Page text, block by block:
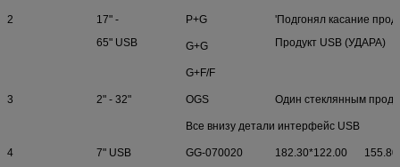
2
17" -
65" USB
P+G
'Подгонял касание
Продукт USB (УДАРА)
G+G
G+F/F
3 2" - 32" OGS Один стеклянным
Все внизу детали интерфейс USB
4 7" USB GG-070020 182.30*122.00